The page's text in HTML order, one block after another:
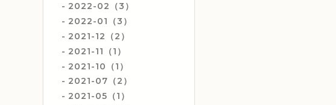
2022-02（3）
2022-01（3）
2021-12（2）
2021-11（1）
2021-10（1）
2021-07（2）
2021-05（1）